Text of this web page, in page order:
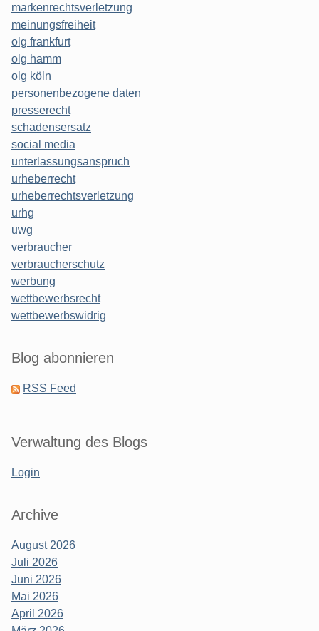
markenrechtsverletzung
meinungsfreiheit
olg frankfurt
olg hamm
olg köln
personenbezogene daten
presserecht
schadensersatz
social media
unterlassungsanspruch
urheberrecht
urheberrechtsverletzung
urhg
uwg
verbraucher
verbraucherschutz
werbung
wettbewerbsrecht
wettbewerbswidrig
Blog abonnieren
RSS Feed
Verwaltung des Blogs
Login
Archive
August 2026
Juli 2026
Juni 2026
Mai 2026
April 2026